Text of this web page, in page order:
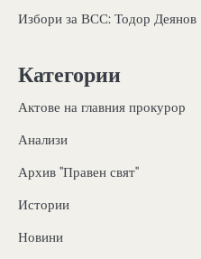
Избори за ВСС: Тодор Деянов
Категории
Актове на главния прокурор
Анализи
Архив "Правен свят"
Истории
Новини